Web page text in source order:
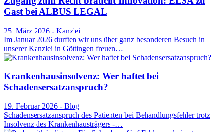
Gast bei ALBUS LEGAL
25. März 2026 - Kanzlei
Im Januar 2026 durften wir uns über ganz besonderen Besuch in
unserer Kanzlei in Göttingen freuen…
Krankenhausinsolvenz: Wer haftet bei
Schadensersatzanspruch?
19. Februar 2026 - Blog
Schadensersatzanspruch des Patienten bei Behandlungsfehler trotz
Insolvenz des Krankenhausträgers -…